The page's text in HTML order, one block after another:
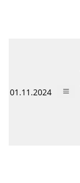
01.11.2024